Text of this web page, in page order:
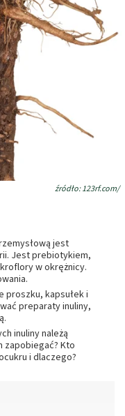
źródło: 123rf.com/
jest
Jest prebiotykiem,
w okrężnicy.
proszku, kapsułek i
preparaty inuliny,
inuliny należą
zapobiegać? Kto
i dlaczego?